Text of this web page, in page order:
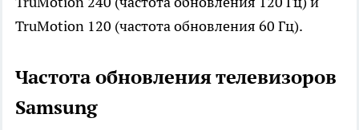
TruMotion 120 (частота обновления 60 Гц).
Частота обновления телевизоров
Samsung